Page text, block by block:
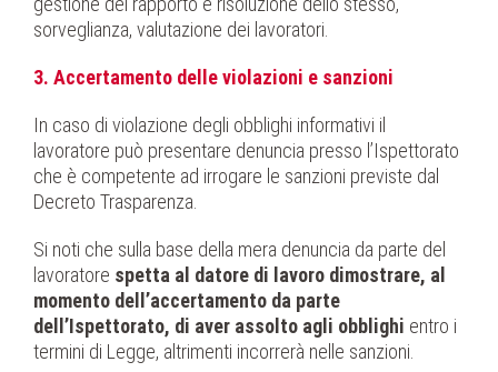
sorveglianza, valutazione dei lavoratori.
3. Accertamento delle violazioni e sanzioni
In caso di violazione degli obblighi informativi il
lavoratore può presentare denuncia presso l’Ispettorato
che è competente ad irrogare le sanzioni previste dal
Decreto Trasparenza.
Si noti che sulla base della mera denuncia da parte del
lavoratore spetta al datore di lavoro dimostrare, al
momento dell’accertamento da parte
dell’Ispettorato, di aver assolto agli obblighi entro i
termini di Legge, altrimenti incorrerà nelle sanzioni.